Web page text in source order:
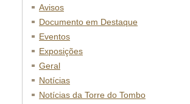
Avisos
Documento em Destaque
Eventos
Exposições
Geral
Notícias
Notícias da Torre do Tombo